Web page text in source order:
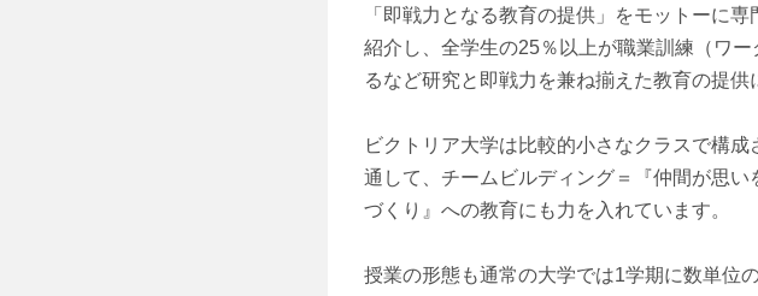
「即戦力となる教育の提供」をモットーに
紹介し、全学生の25％以上が職業訓練（ワ
るなど研究と即戦力を兼ね揃えた教育の提供
ビクトリア大学は比較的小さなクラスで構
通して、チームビルディング＝『仲間が思
づくり』への教育にも力を入れています。
授業の形態も通常の大学では1学期に数単位